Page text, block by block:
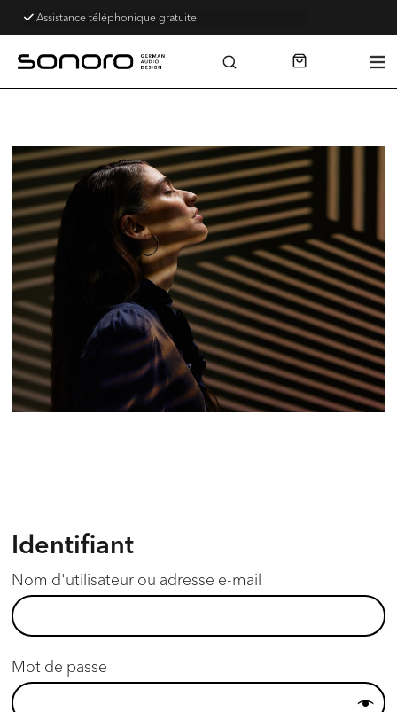
Assistance téléphonique gratuite
Identifiant
Nom d'utilisateur ou adresse e-mail
Mot de passe